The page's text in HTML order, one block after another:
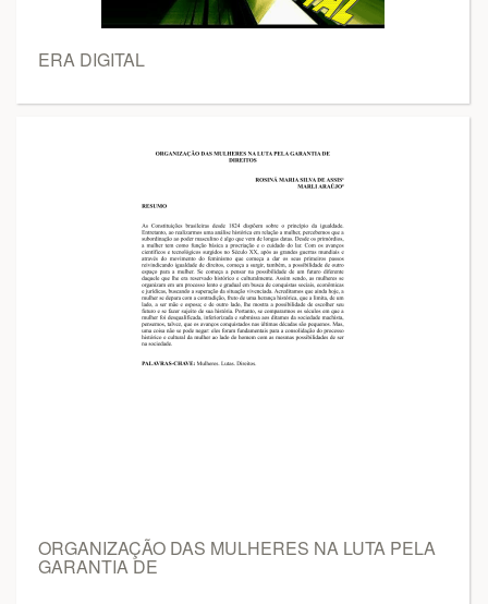
ERA DIGITAL
ORGANIZAÇÃO DAS MULHERES NA LUTA PELA
GARANTIA DE